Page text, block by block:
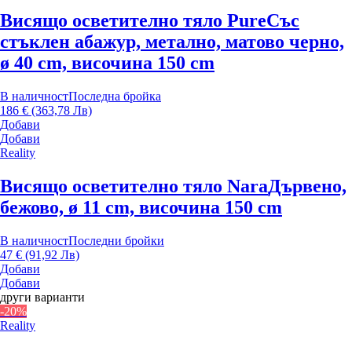
Висящо осветително тяло PureСъс
стъклен абажур, метално, матово черно,
ø 40 cm, височина 150 cm
В наличностПоследна бройка
186 € (363,78 Лв)
Добави
Добави
Reality
Висящо осветително тяло NaraДървено,
бежово, ø 11 cm, височина 150 cm
В наличностПоследни бройки
47 € (91,92 Лв)
Добави
Добави
други варианти
-20%
Reality